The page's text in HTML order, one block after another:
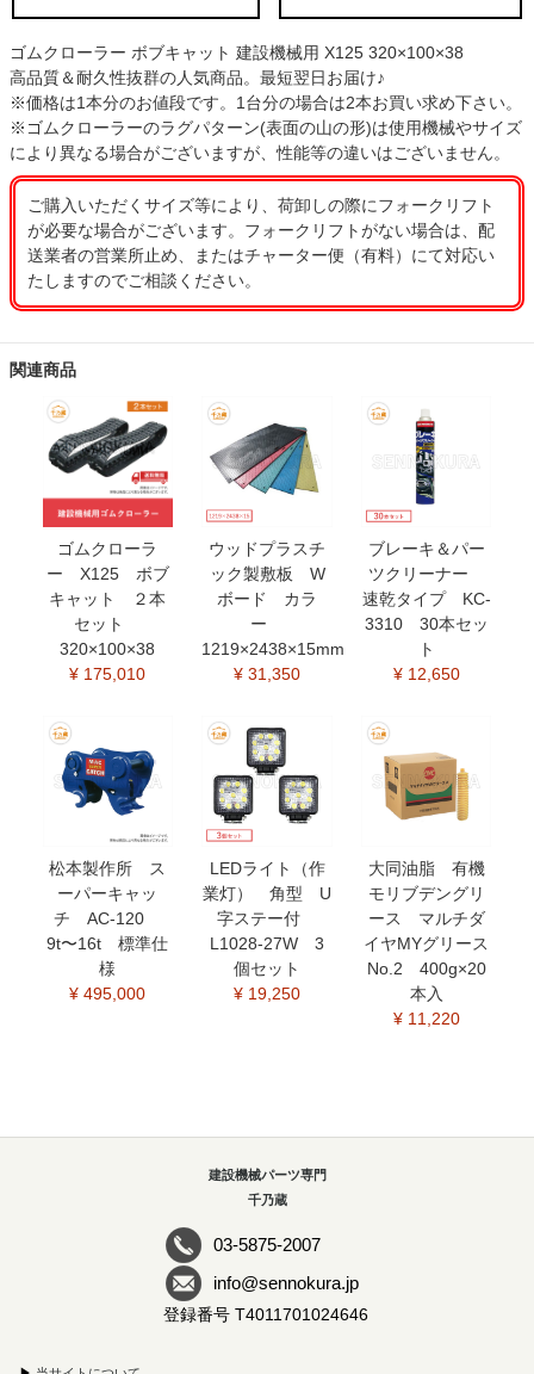
ゴムクローラー ボブキャット 建設機械用 X125 320×100×38
高品質＆耐久性抜群の人気商品。最短翌日お届け♪
※価格は1本分のお値段です。1台分の場合は2本お買い求め下さい。
※ゴムクローラーのラグパターン(表面の山の形)は使用機械やサイズ
により異なる場合がございますが、性能等の違いはございません。
ご購入いただくサイズ等により、荷卸しの際にフォークリフト
が必要な場合がございます。フォークリフトがない場合は、配
送業者の営業所止め、またはチャーター便（有料）にて対応い
たしますのでご相談ください。
関連商品
ゴムクローラ
ー X125 ボブ
キャット ２本
セット
320×100×38
¥ 175,010
ウッドプラスチ
ック製敷板 W
ボード カラ
ー
1219×2438×15mm
¥ 31,350
ブレーキ＆パー
ツクリーナー
速乾タイプ KC-
3310 30本セッ
ト
¥ 12,650
松本製作所 ス
ーパーキャッ
チ AC-120
9t〜16t 標準仕
様
¥ 495,000
LEDライト（作
業灯） 角型 U
字ステー付
L1028-27W 3
個セット
¥ 19,250
大同油脂 有機
モリブデングリ
ース マルチダ
イヤMYグリース
No.2 400g×20
本入
¥ 11,220
建設機械パーツ専門
千乃蔵
03-5875-2007
info@sennokura.jp
登録番号 T4011701024646